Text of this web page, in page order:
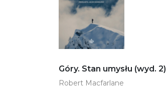
Góry. Stan umysłu (wyd. 2)
Robert Macfarlane